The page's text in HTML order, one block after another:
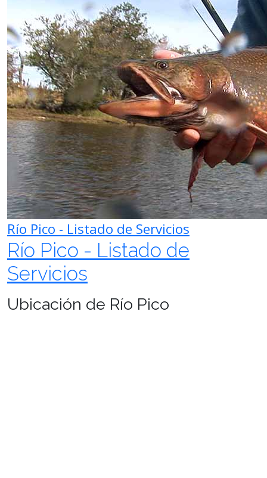
Río Pico - Listado de Servicios
Río Pico - Listado de
Servicios
Ubicación de Río Pico